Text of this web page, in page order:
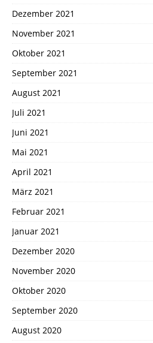
Dezember 2021
November 2021
Oktober 2021
September 2021
August 2021
Juli 2021
Juni 2021
Mai 2021
April 2021
März 2021
Februar 2021
Januar 2021
Dezember 2020
November 2020
Oktober 2020
September 2020
August 2020